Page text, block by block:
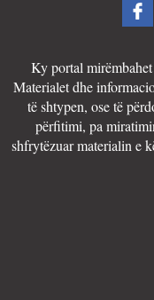
Ky portal
Materialet dhe
të shtypen, ose të
përfitimi, pa
shfrytëzuar materialin e